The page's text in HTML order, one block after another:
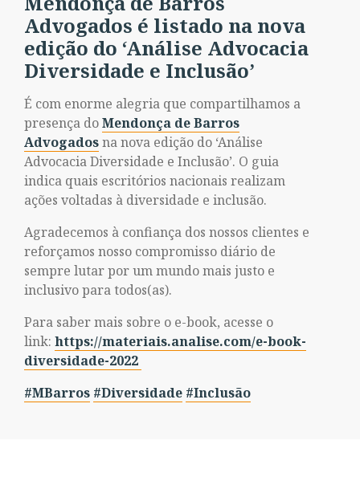
Advogados é listado na nova
edição do ‘Análise Advocacia
Diversidade e Inclusão’
É com enorme alegria que compartilhamos a
presença doMendonça de Barros
Advogadosna nova edição do ‘Análise
Advocacia Diversidade e Inclusão’. O guia
indica quais escritórios nacionais realizam
ações voltadas à diversidade e inclusão.
Agradecemos à confiança dos nossos clientes e
reforçamos nosso compromisso diário de
sempre lutar por um mundo mais justo e
inclusivo para todos(as).
Para saber mais sobre o e-book, acesse o
link: https://materiais.analise.com/e-book-
diversidade-2022
#MBarros #Diversidade #Inclusão